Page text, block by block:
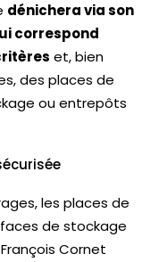
dénichera via son
correspond
et, bien
des places de
ou entrepôts
les places de
de stockage
Cornet